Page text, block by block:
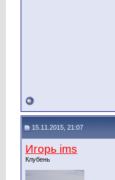
15.11.2015, 21:07
Игорь ims
Клубень